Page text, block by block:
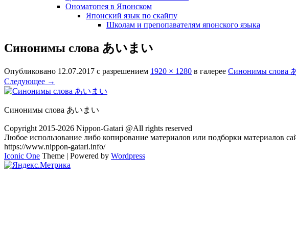
Ономатопея в Японском
Японский язык по скайпу
Школам и препопавателям японского языка
Синонимы слова あいまい
Опубликовано 12.07.2017 с разрешением 1920 × 1280 в галерее Синонимы слова
Следующее →
Синонимы слова あいまい
Copyright 2015-2026 Nippon-Gatari @All rights reserved
Любое использование либо копирование материалов или подборки материалов
https://www.nippon-gatari.info/
Iconic One Theme | Powered by Wordpress